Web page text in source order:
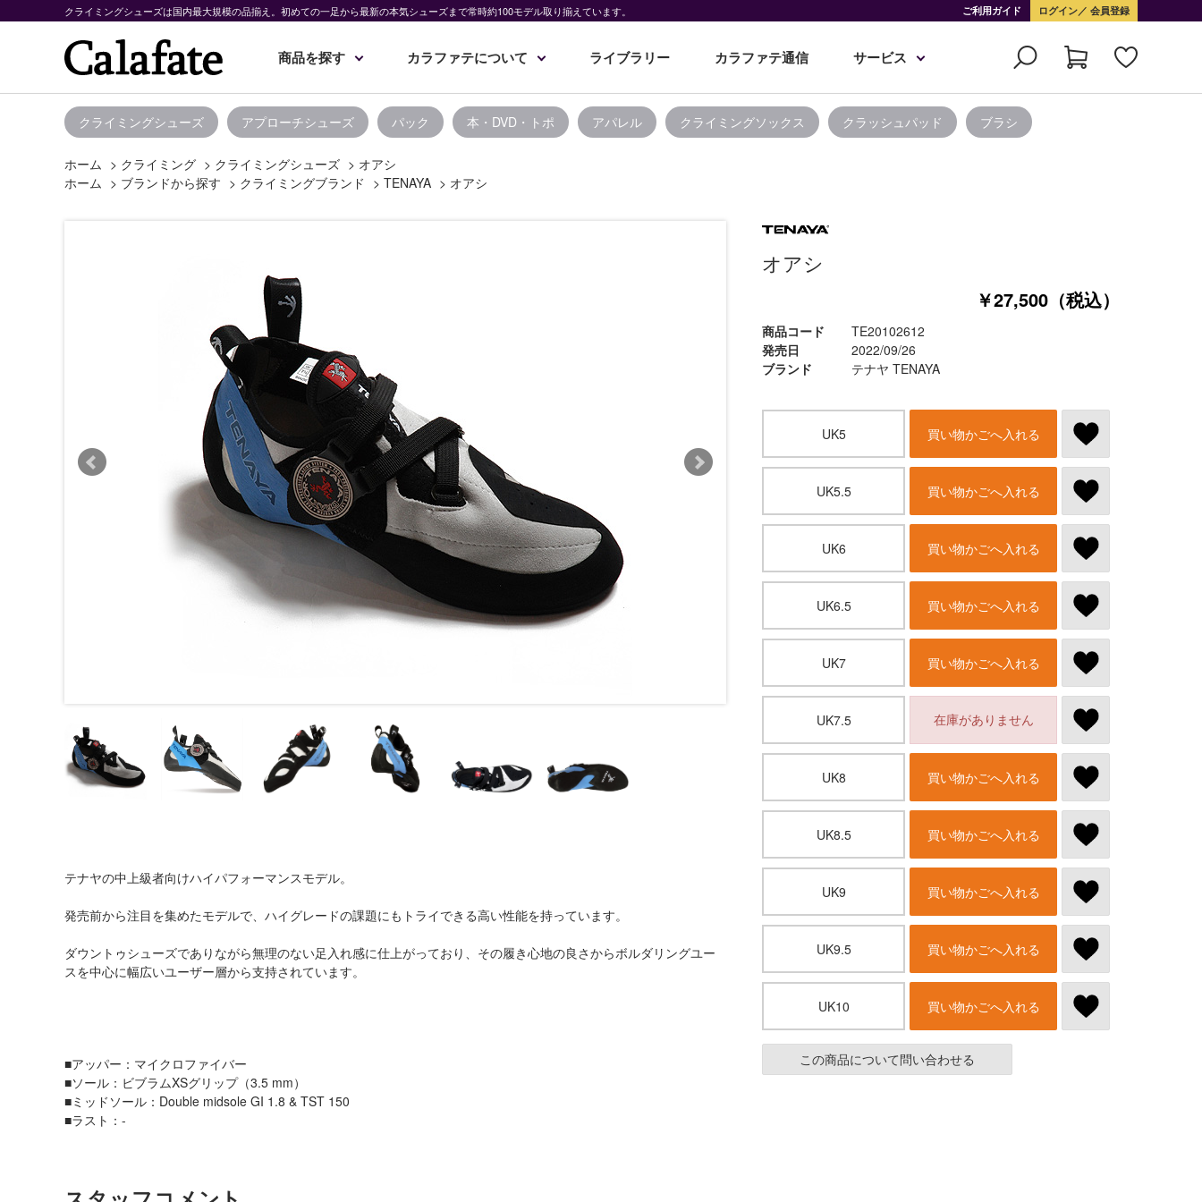
クライミングシューズは国内最大規模の品揃え。初めての一足から最新の本気シューズまで常時約100モデル取り揃えています。 ご利用ガイド ログイン 会員登録
商品を探す カラファテについて ライブラリー カラファテ通信 サービス
クライミングシューズ アプローチシューズ パック 本・DVD・トポ アパレル クライミングソックス クラッシュパッド ブラシ
ホーム > クライミング > クライミングシューズ > オアシ
ホーム > ブランドから探す > クライミングブランド > TENAYA > オアシ
テナヤの中上級者向けハイパフォーマンスモデル。
発売前から注目を集めたモデルで、ハイグレードの課題にもトライできる高い性能を持っています。
ダウントゥシューズでありながら無理のない足入れ感に仕上がっており、その履き心地の良さからボルダリングユー
スを中心に幅広いユーザー層から支持されています。
■アッパー：マイクロファイバー
■ソール：ビブラムXSグリップ（3.5 mm）
■ミッドソール：Double midsole GI 1.8 & TST 150
■ラスト：-
オアシ
￥27,500（税込）
商品コード
TE20102612
発売日
2022/09/26
ブランド
テナヤ TENAYA
UK5 買い物かごへ入れる
UK5.5 買い物かごへ入れる
UK6 買い物かごへ入れる
UK6.5 買い物かごへ入れる
UK7 買い物かごへ入れる
UK7.5 在庫がありません
UK8 買い物かごへ入れる
UK8.5 買い物かごへ入れる
UK9 買い物かごへ入れる
UK9.5 買い物かごへ入れる
UK10 買い物かごへ入れる
この商品について問い合わせる